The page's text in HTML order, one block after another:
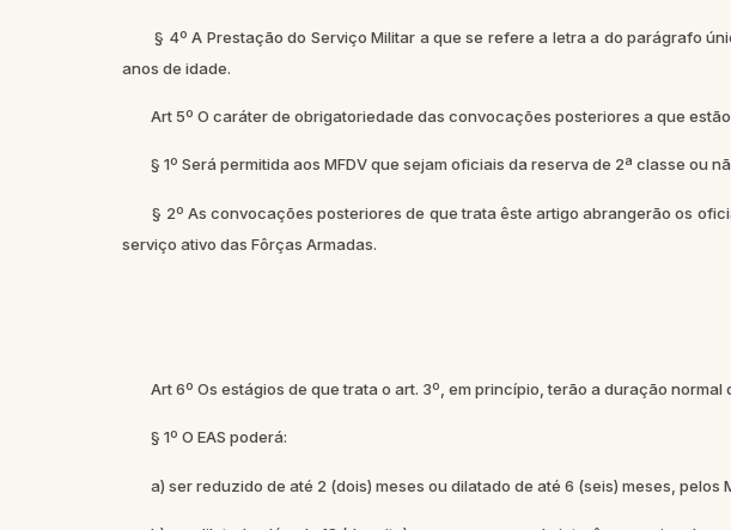
§ 4º A Prestação do Serviço Militar a que se refere a letra a do parágrafo
anos de idade.
Art 5º O caráter de obrigatoriedade das convocações posteriores a que
§ 1º Será permitida aos MFDV que sejam oficiais da reserva de 2ª classe ou
§ 2º As convocações posteriores de que trata êste artigo abrangerão os
serviço ativo das Fôrças Armadas.
Art 6º Os estágios de que trata o art. 3º, em princípio, terão a duração normal
§ 1º O EAS poderá:
a) ser reduzido de até 2 (dois) meses ou dilatado de até 6 (seis) meses, pelos